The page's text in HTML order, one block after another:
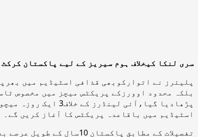
سری لنکا کیخلاف ہوم سیریز کے لیے پاکستان
پلیئرز نے اتوارکوبھی قذافی اسٹیڈیم میں
بلکہ محدود اوورزکے پریکٹس میچز میں مخصوص
اسٹیڈیم میں باقاعدہ پریکٹس کا آغاز کریں گے۔